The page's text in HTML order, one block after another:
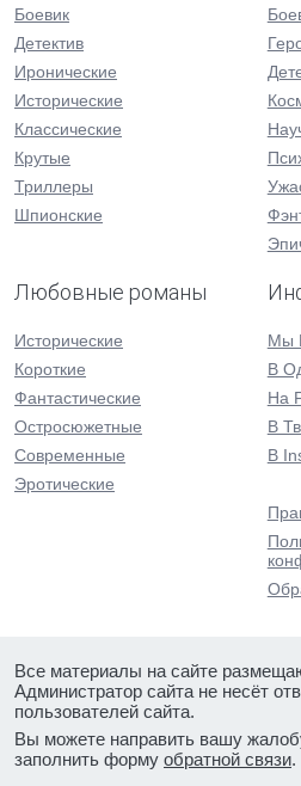
Боевик
Детектив
Иронические
Исторические
Классические
Крутые
Триллеры
Шпионские
Любовные романы
Исторические
Короткие
Фантастические
Остросюжетные
Современные
Эротические
Мы
В
На
В
В
Все материалы на сайте
Администратор сайта не несёт
пользователей сайта.
Вы можете направить вашу
заполнить форму обратной связи.